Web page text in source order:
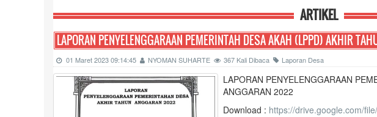
ARTIKEL
LAPORAN PENYELENGGARAAN PEMERINTAH DESA AKAH (LPPD) AKHIR
01 Maret 2023 09:14:45 NYOMAN SUHARTE 367 Kali Dibaca Laporan Desa
LAPORAN PENYELENGGARAAN
ANGGARAN 2022
Download : https://drive.google.com/